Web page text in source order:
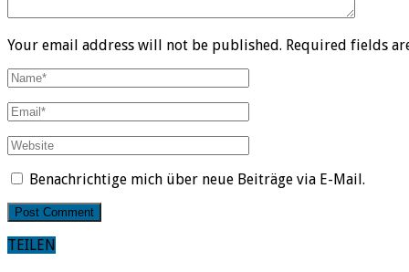
Your email address will not be published. Required fields
Benachrichtige mich über neue Beiträge via E-Mail.
TEILEN